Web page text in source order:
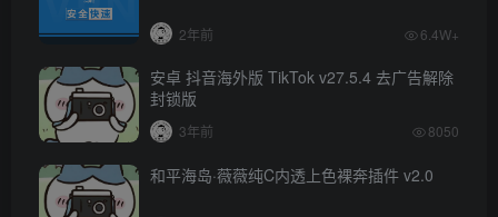
2年前 6.4W+
安卓 抖音海外版 TikTok v27.5.4 去广告解除
封锁版
3年前 8050
和平海岛·薇薇纯C内透上色裸奔插件 v2.0